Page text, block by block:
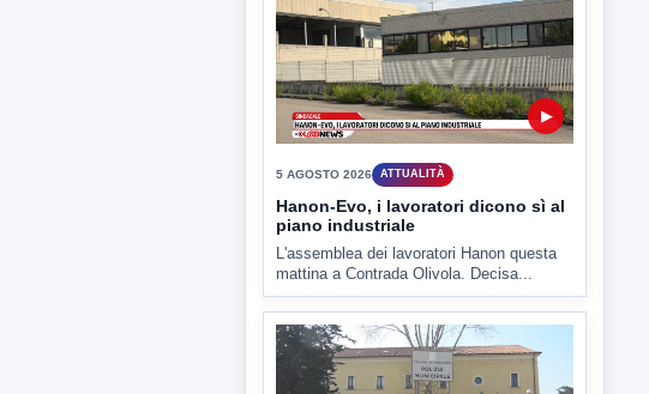
▶
5 AGOSTO 2026 ATTUALITÀ
Hanon-Evo, i lavoratori dicono sì al
piano industriale
L'assemblea dei lavoratori Hanon questa
mattina a Contrada Olivola. Decisa...